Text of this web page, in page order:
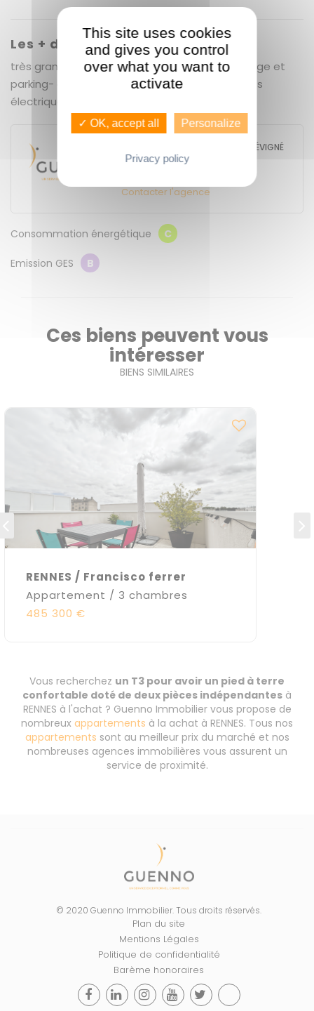
Les + du bien
très grand pièce de vie - deux terrasses - garage et
parking- électricité aux normes - volets roulants
électriques
GUENNO IMMOBILIER - GUENNO SÉVIGNÉ
- JEANNE D'ARC
4 bd de Metz
Contacter l'agence
Consommation énergétique C
Emission GES B
Ces biens peuvent vous
intéresser
BIENS SIMILAIRES
RENNES / Francisco ferrer
Appartement / 3 chambres
485 300 €
Vous recherchez un T3 pour avoir un pied à terre
confortable doté de deux pièces indépendantes à
RENNES à l'achat ? Guenno Immobilier vous propose de
nombreux appartements à la achat à RENNES. Tous nos
appartements sont au meilleur prix du marché et nos
nombreuses agences immobilières vous assurent un
service de proximité.
© 2020 Guenno Immobilier. Tous droits réservés.
Plan du site
Mentions Légales
Politique de confidentialité
Barème honoraires
This site uses cookies
and gives you control
over what you want to
activate
✓ OK, accept all Personalize
Privacy policy